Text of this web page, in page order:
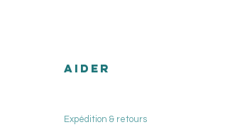
AIDER
Expédition & retours